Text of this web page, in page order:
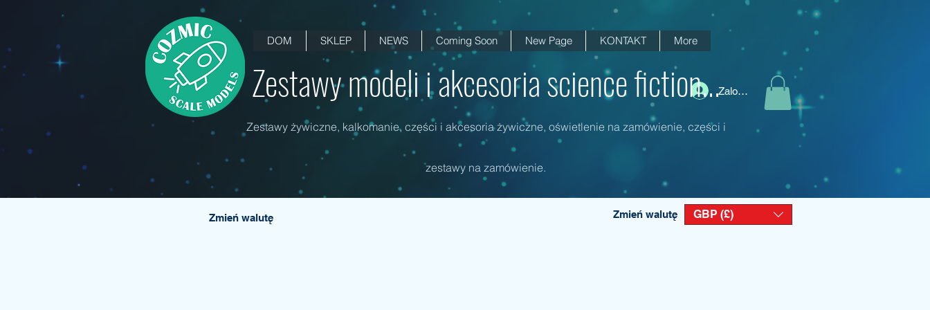
DOM SKLEP NEWS Coming Soon New Page KONTAKT More
Zaloguj się
Zestawy modeli i akcesoria science fiction...
Zestawy żywiczne, kalkomanie, części i akcesoria żywiczne, oświetlenie na zamówienie, części i
zestawy na zamówienie.
Zmień walutę Zmień walutę GBP (£)